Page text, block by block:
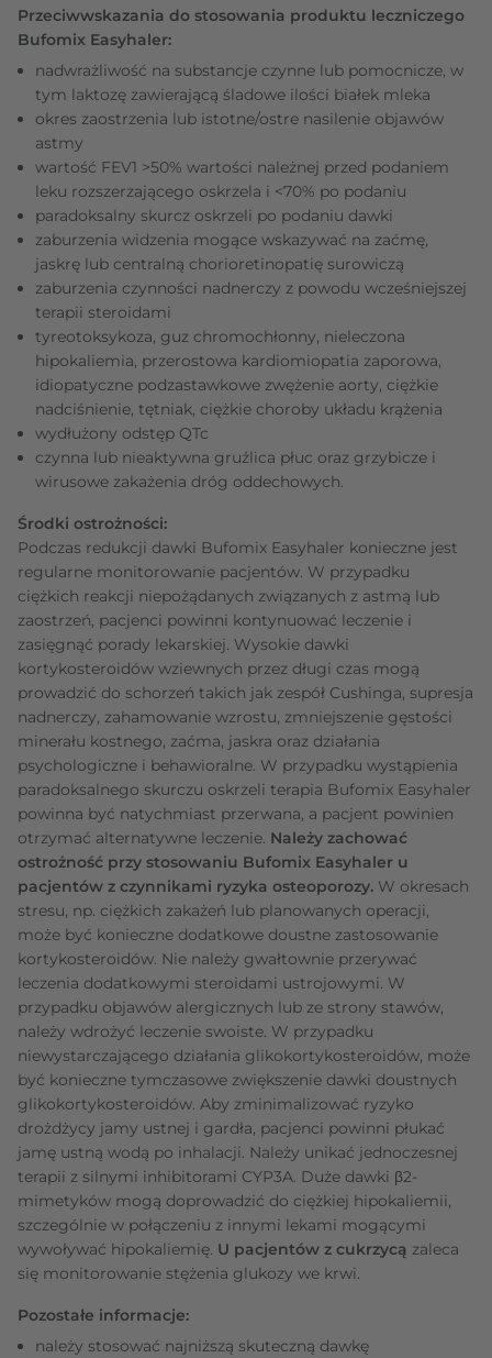
Przeciwwskazania do stosowania produktu leczniczego
Bufomix Easyhaler:
nadwrażliwość na substancje czynne lub pomocnicze, w
tym laktozę zawierającą śladowe ilości białek mleka
okres zaostrzenia lub istotne/ostre nasilenie objawów
astmy
wartość FEV1 >50% wartości należnej przed podaniem
leku rozszerzającego oskrzela i <70% po podaniu
paradoksalny skurcz oskrzeli po podaniu dawki
zaburzenia widzenia mogące wskazywać na zaćmę,
jaskrę lub centralną chorioretinopatię surowiczą
zaburzenia czynności nadnerczy z powodu wcześniejszej
terapii steroidami
tyreotoksykoza, guz chromochłonny, nieleczona
hipokaliemia, przerostowa kardiomiopatia zaporowa,
idiopatyczne podzastawkowe zwężenie aorty, ciężkie
nadciśnienie, tętniak, ciężkie choroby układu krążenia
wydłużony odstęp QTc
czynna lub nieaktywna gruźlica płuc oraz grzybicze i
wirusowe zakażenia dróg oddechowych.
Środki ostrożności:
Podczas redukcji dawki Bufomix Easyhaler konieczne jest
regularne monitorowanie pacjentów. W przypadku
ciężkich reakcji niepożądanych związanych z astmą lub
zaostrzeń, pacjenci powinni kontynuować leczenie i
zasięgnąć porady lekarskiej. Wysokie dawki
kortykosteroidów wziewnych przez długi czas mogą
prowadzić do schorzeń takich jak zespół Cushinga, supresja
nadnerczy, zahamowanie wzrostu, zmniejszenie gęstości
minerału kostnego, zaćma, jaskra oraz działania
psychologiczne i behawioralne. W przypadku wystąpienia
paradoksalnego skurczu oskrzeli terapia Bufomix Easyhaler
powinna być natychmiast przerwana, a pacjent powinien
otrzymać alternatywne leczenie. Należy zachować
ostrożność przy stosowaniu Bufomix Easyhaler u
pacjentów z czynnikami ryzyka osteoporozy. W okresach
stresu, np. ciężkich zakażeń lub planowanych operacji,
może być konieczne dodatkowe doustne zastosowanie
kortykosteroidów. Nie należy gwałtownie przerywać
leczenia dodatkowymi steroidami ustrojowymi. W
przypadku objawów alergicznych lub ze strony stawów,
należy wdrożyć leczenie swoiste. W przypadku
niewystarczającego działania glikokortykosteroidów, może
być konieczne tymczasowe zwiększenie dawki doustnych
glikokortykosteroidów. Aby zminimalizować ryzyko
drożdżycy jamy ustnej i gardła, pacjenci powinni płukać
jamę ustną wodą po inhalacji. Należy unikać jednoczesnej
terapii z silnymi inhibitorami CYP3A. Duże dawki β2-
mimetyków mogą doprowadzić do ciężkiej hipokaliemii,
szczególnie w połączeniu z innymi lekami mogącymi
wywoływać hipokaliemię. U pacjentów z cukrzycą zaleca
się monitorowanie stężenia glukozy we krwi.
Pozostałe informacje:
należy stosować najniższą skuteczną dawkę